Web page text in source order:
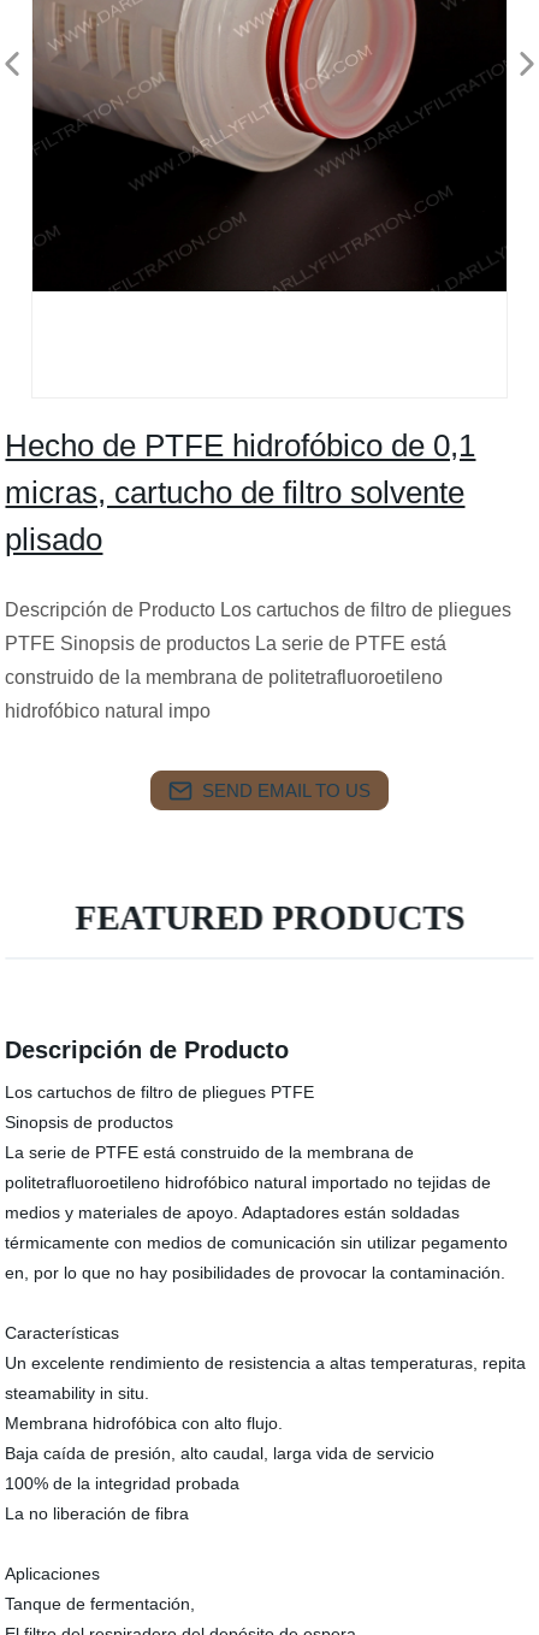
Hecho de PTFE hidrofóbico de 0,1
micras, cartucho de filtro solvente
plisado
Descripción de Producto Los cartuchos de filtro de pliegues
PTFE Sinopsis de productos La serie de PTFE está
construido de la membrana de politetrafluoroetileno
hidrofóbico natural impo
SEND EMAIL TO US
FEATURED PRODUCTS
Descripción de Producto
Los cartuchos de filtro de pliegues PTFE
Sinopsis de productos
La serie de PTFE está construido de la membrana de
politetrafluoroetileno hidrofóbico natural importado no tejidas de
medios y materiales de apoyo. Adaptadores están soldadas
térmicamente con medios de comunicación sin utilizar pegamento
en, por lo que no hay posibilidades de provocar la contaminación.
Características
Un excelente rendimiento de resistencia a altas temperaturas, repita
steamability in situ.
Membrana hidrofóbica con alto flujo.
Baja caída de presión, alto caudal, larga vida de servicio
100% de la integridad probada
La no liberación de fibra
Aplicaciones
Tanque de fermentación,